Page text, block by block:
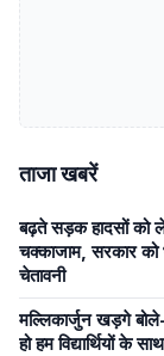
ताजा खबरें
बढ़ते सड़क हादसों को
चक्काजाम, सरकार
चेतावनी
मल्लिकार्जुन खड़गे
हो हम विद्यार्थियों के